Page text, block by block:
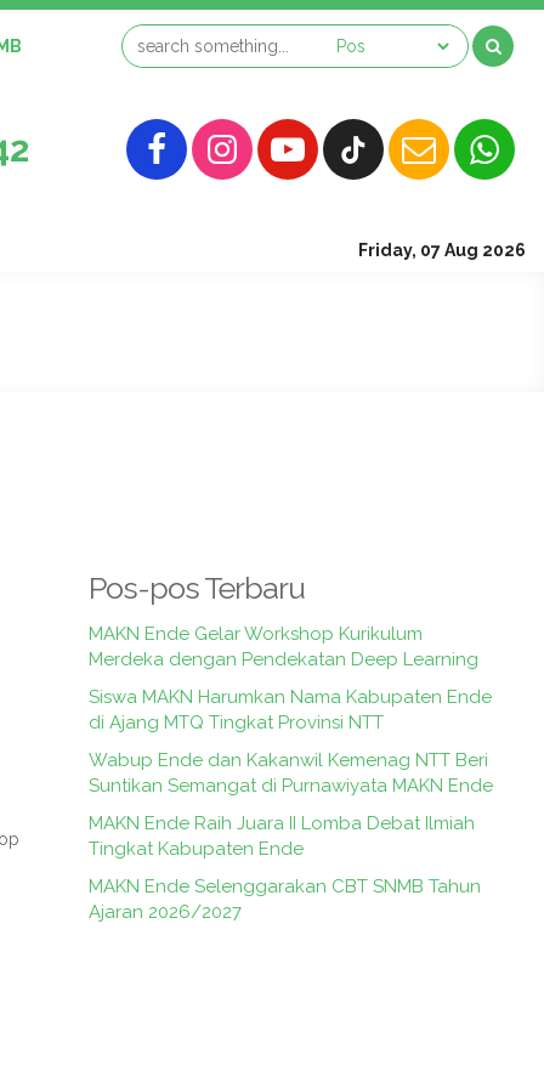
Friday, 07 Aug 2026
MAKN Ende adalah
Pos-pos Terbaru
MAKN Ende Gelar Workshop Kurikulum
Merdeka dengan Pendekatan Deep Learning
Siswa MAKN Harumkan Nama Kabupaten Ende
di Ajang MTQ Tingkat Provinsi NTT
Wabup Ende dan Kakanwil Kemenag NTT Beri
Suntikan Semangat di Purnawiyata MAKN Ende
MAKN Ende Raih Juara II Lomba Debat Ilmiah
Tingkat Kabupaten Ende
MAKN Ende Selenggarakan CBT SNMB Tahun
Ajaran 2026/2027